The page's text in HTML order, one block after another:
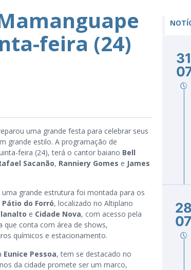
feira (24)
uma grande festa para celebrar seus
grande estilo. A programação de
feira (24), terá o cantor baiano Bell
Sacanão, Ranniery Gomes e James
grande estrutura foi montada para os
Pátio do Forró, localizado no Altiplano
e Cidade Nova, com acesso pela
que conta com área de shows,
químicos e estacionamento.
Eunice Pessoa, tem se destacado no
da cidade promete ser um marco,
07